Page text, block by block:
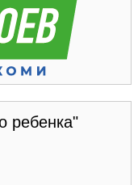
ребенка"